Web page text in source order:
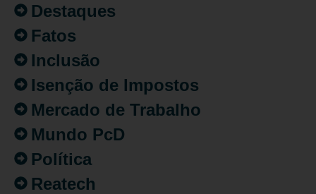
Destaques
Fatos
Inclusão
Isenção de Impostos
Mercado de Trabalho
Mundo PcD
Política
Reatech